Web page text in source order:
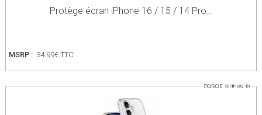
Protège écran iPhone 16 / 15 / 14 Pro…
MSRP : 34.99€ TTC